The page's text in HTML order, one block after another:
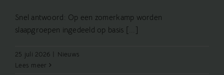
Snel antwoord: Op een zomerkamp worden
slaapgroepen ingedeeld op basis [...]
25 juli 2026
Nieuws
Lees meer